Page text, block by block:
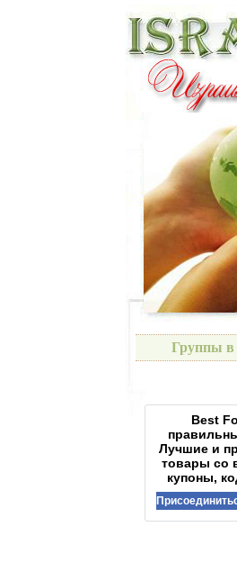
Группы в
Best
Лучшие и
товары со
купоны,